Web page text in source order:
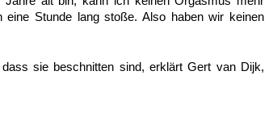
Stunde lang stoße. Also haben wir keinen
sie beschnitten sind, erklärt Gert van Dijk,